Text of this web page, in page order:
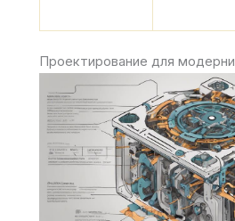
Проектирование для